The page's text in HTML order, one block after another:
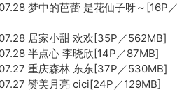
梦中的芭蕾 是花仙子呀～[16P／
居家小甜 欢欢[35P／562MB]
半点心 李晓欣[14P／87MB]
重庆森林 东东[37P／530MB]
赞美月亮 cici[24P／129MB]